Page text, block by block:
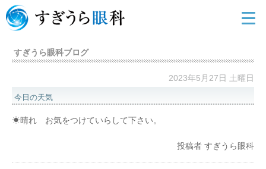
すぎうら眼科ブログ
2023年5月27日 土曜日
今日の天気
☀晴れ お気をつけていらして下さい。
投稿者 すぎうら眼科